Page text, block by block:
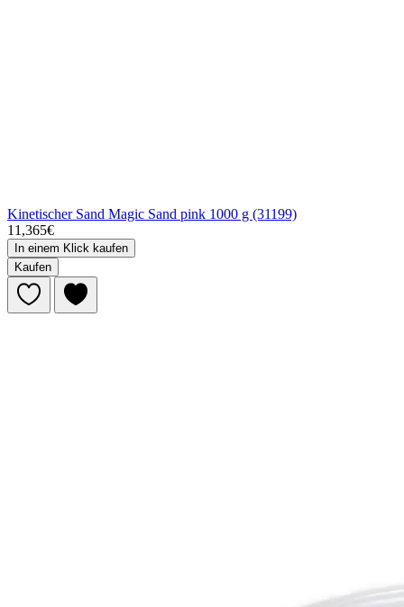
Kinetischer Sand Magic Sand pink 1000 g (31199)
11,365€
In einem Klick kaufen
Kaufen